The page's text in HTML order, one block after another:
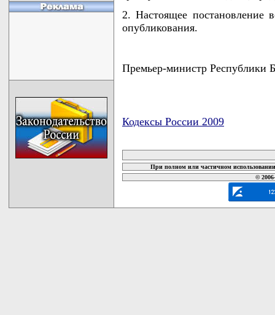
2. Настоящее постановление
опубликования.
Премьер-министр
Кодексы России 2009
При полном или частичном
©